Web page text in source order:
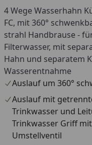
4 Wege Wasserhahn
FC, mit 360°
strahl Handbrause -
Filterwasser, mit
Hahn und separatem
Wasserentnahme
Auslauf um 360°
Auslauf mit
Trinkwasser und
Trinkwasser Griff
Umstellventil